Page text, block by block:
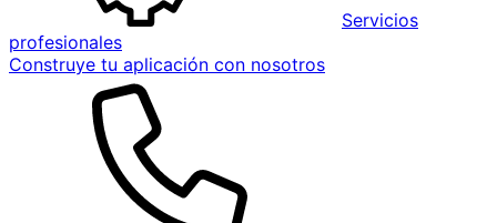
Servicios
profesionales
Construye tu aplicación con nosotros